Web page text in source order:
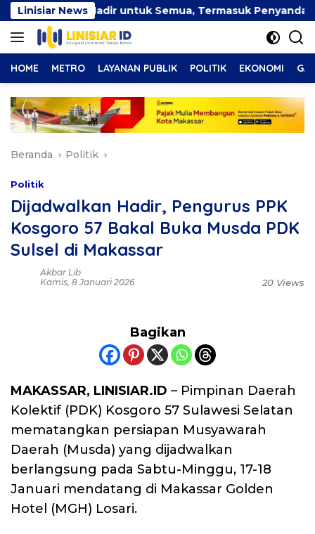
Langsung
ke
konten
Linisiar News
Hadir untuk Semua, Termasuk Penyandang
HOME METRO LAYANAN PUBLIK POLITIK EKONOMI
Beranda Politik
Politik
Dijadwalkan Hadir, Pengurus PPK
Kosgoro 57 Bakal Buka Musda PDK
Sulsel di Makassar
Akbar Lib
Kamis, 8 Januari 2026
20 Views
Bagikan
MAKASSAR, LINISIAR.ID – Pimpinan Daerah
Kolektif (PDK) Kosgoro 57 Sulawesi Selatan
mematangkan persiapan Musyawarah
Daerah (Musda) yang dijadwalkan
berlangsung pada Sabtu-Minggu, 17-18
Januari mendatang di Makassar Golden
Hotel (MGH) Losari.